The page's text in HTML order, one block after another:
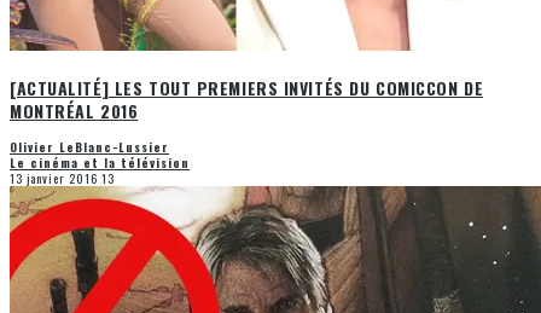
[ACTUALITÉ] LES TOUT PREMIERS INVITÉS DU COMICCON DE
MONTRÉAL 2016
Olivier LeBlanc-Lussier
Le cinéma et la télévision
13 janvier 2016 13